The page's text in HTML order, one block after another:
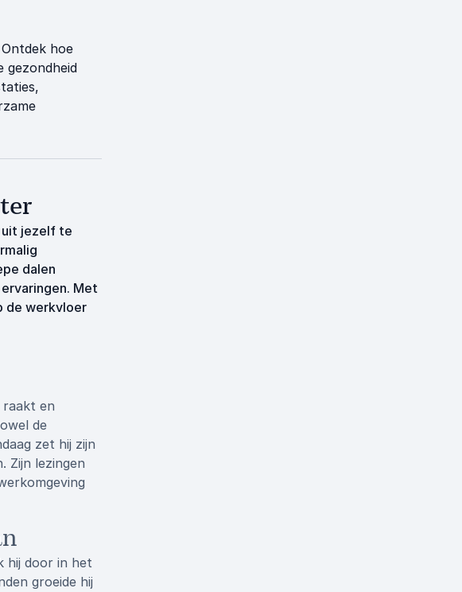
hoe
gezondheid
uit jezelf te
dalen
Met
de werkvloer
raakt en
de
zet hij zijn
Zijn lezingen
hij door in het
groeide hij